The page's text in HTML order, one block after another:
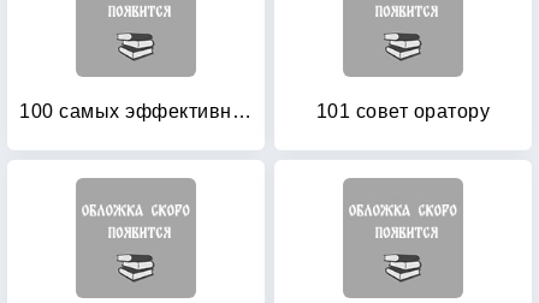
100 самых эффективных приемов в публичных выступлениях 101 совет оратору